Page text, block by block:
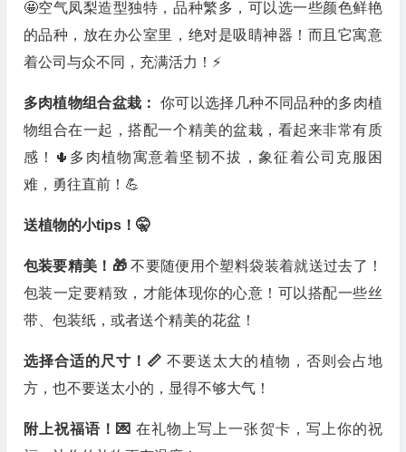
🤩空气凤梨造型独特，品种繁多，可以选一些颜色鲜艳
的品种，放在办公室里，绝对是吸睛神器！而且它寓意
着公司与众不同，充满活力！⚡️
多肉植物组合盆栽：你可以选择几种不同品种的多肉植
物组合在一起，搭配一个精美的盆栽，看起来非常有质
感！🌵多肉植物寓意着坚韧不拔，象征着公司克服困
难，勇往直前！💪
送植物的小tips！🤫
包装要精美！🎁不要随便用个塑料袋装着就送过去了！
包装一定要精致，才能体现你的心意！可以搭配一些丝
带、包装纸，或者送个精美的花盆！
选择合适的尺寸！📏不要送太大的植物，否则会占地
方，也不要送太小的，显得不够大气！
附上祝福语！💌在礼物上写上一张贺卡，写上你的祝